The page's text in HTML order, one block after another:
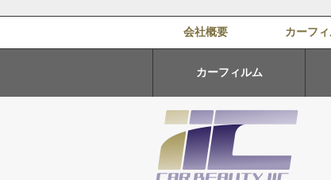
会社概要 カーフ
カーフィルム